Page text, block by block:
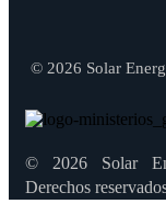
© 2026 Solar
© 2026 Solar
Derechos